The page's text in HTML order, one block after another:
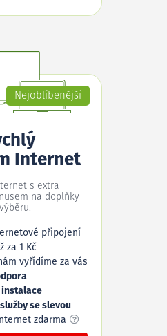
Nejoblíbenější
Internet
s extra
na doplňky
připojení
za 1 Kč
vyřídíme za vás
instalace
se slevou
zdarma